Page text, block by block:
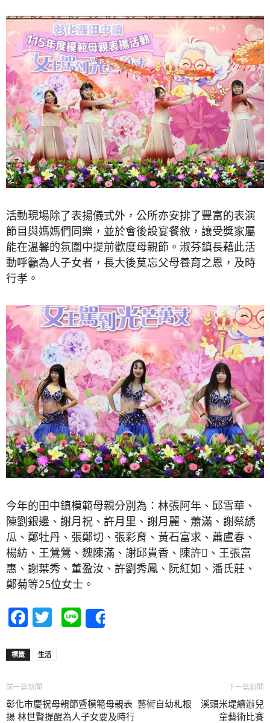
活動現場除了表揚儀式外，公所亦安排了豐富的表演
節目與媽媽們同樂，並於會後設宴餐敘，讓受獎家屬
能在溫馨的氛圍中提前歡度母親節。淑芬鎮長藉此活
動呼籲為人子女者，長大後莫忘父母養育之恩，及時
行孝。
今年的田中鎮模範母親分別為：林張阿年、邱雪華、
陳劉銀邊、謝月祝、許月里、謝月麗、蕭滿、謝蔡綉
瓜、鄭牡丹、張鄭切、張彩育、黃石富求、蕭盧春、
楊紡、王鶯鶯、魏陳滿、謝邱貴香、陳許𦖳、王張富
惠、謝葉秀、董盈汝、許劉秀鳳、阮紅如、潘氏莊、
鄭菊等25位女士。
Facebook
Twitter
Line
標籤 生活
前一篇新聞
彰化市慶祝母親節暨模範母親表
揚 林世賢提醒為人子女要及時行
下一篇新聞
藝術自幼札根 溪頭米堤續辦兒
童藝術比賽